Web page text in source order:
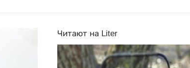
Читают на Liter